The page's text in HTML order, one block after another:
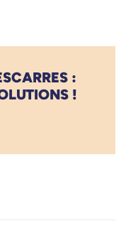
:
!